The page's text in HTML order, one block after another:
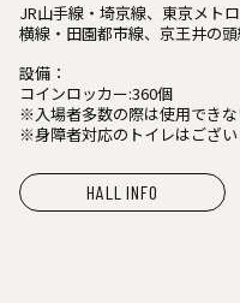
JR山手線・埼京線、東京メト
横線・田園都市線、京王井の
設備：
コインロッカー:360個
※入場者多数の際は使用できな
※身障者対応のトイレはござい
HALL INFO